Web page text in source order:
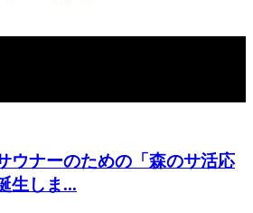
ウナーのための「森のサ活応
生しま...